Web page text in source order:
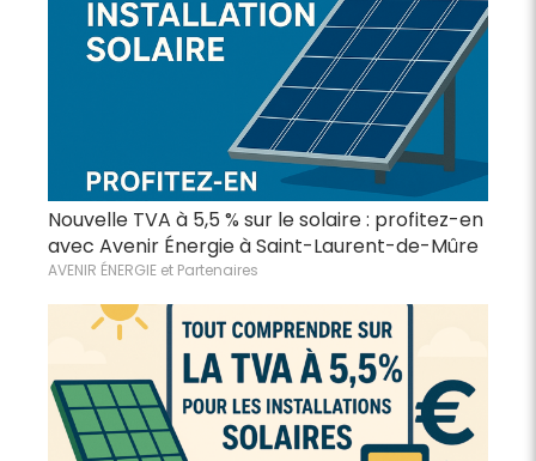
Nouvelle TVA à 5,5 % sur le solaire : profitez-en
avec Avenir Énergie à Saint-Laurent-de-Mûre
AVENIR ÉNERGIE et Partenaires